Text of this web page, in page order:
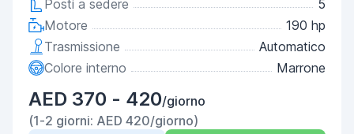
Posti a sedere
5
Motore
190 hp
Trasmissione
Automatico
Colore interno
Marrone
AED 370 - 420/giorno
(1-2 giorni: AED 420/giorno)